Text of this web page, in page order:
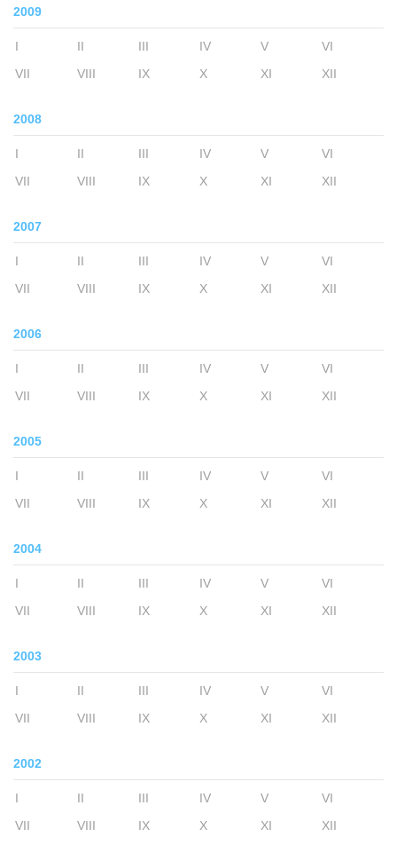
2009
I II III IV V
VI
VII
VIII IX X XI XII
2008
I II III IV V
VI
VII
VIII IX X XI XII
2007
I II III IV V
VI
VII
VIII IX X XI XII
2006
I II III IV V
VI
VII
VIII IX X XI XII
2005
I II III IV V
VI
VII
VIII IX X XI XII
2004
I II III IV V
VI
VII
VIII IX X XI XII
2003
I II III IV V
VI
VII
VIII IX X XI XII
2002
I II III IV V
VI
VII
VIII IX X XI XII